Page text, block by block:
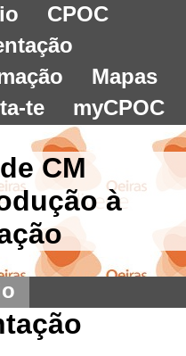
CPOC
Mapas
te
myCPOC
CM
à